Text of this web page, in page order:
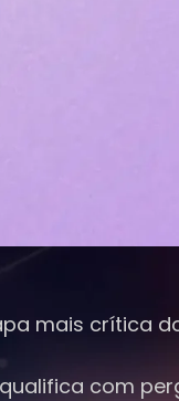
mais crítica
com